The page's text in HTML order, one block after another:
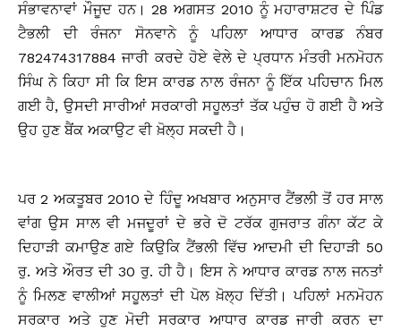
ਸੰਭਾਵਨਾਵਾਂ ਮੌਜੂਦ ਹਨ। 28 ਅਗਸਤ 2010 ਨੂੰ ਮਹਾਰਾਸ਼ਟਰ ਦੇ ਪਿੰਡ
ਟੈਭਲੀ ਦੀ ਰੰਜਨਾ ਸੋਨਵਾਨੇ ਨੂੰ ਪਹਿਲਾ ਆਧਾਰ ਕਾਰਡ ਨੰਬਰ
782474317884 ਜਾਰੀ ਕਰਦੇ ਹੋਏ ਵੇਲੇ ਦੇ ਪ੍ਰਧਾਨ ਮੰਤਰੀ ਮਨਮੋਹਨ
ਸਿੰਘ ਨੇ ਕਿਹਾ ਸੀ ਕਿ ਇਸ ਕਾਰਡ ਨਾਲ ਰੰਜਨਾ ਨੂੰ ਇੱਕ ਪਹਿਚਾਨ ਮਿਲ
ਗਈ ਹੈ, ਉਸਦੀ ਸਾਰੀਆਂ ਸਰਕਾਰੀ ਸਹੂਲਤਾਂ ਤੱਕ ਪਹੁੰਚ ਹੋ ਗਈ ਹੈ ਅਤੇ
ਉਹ ਹੁਣ ਬੈਂਕ ਅਕਾਉਟ ਵੀ ਖ਼ੋਲ੍ਹ ਸਕਦੀ ਹੈ।
ਪਰ 2 ਅਕਤੂਬਰ 2010 ਦੇ ਹਿੰਦੂ ਅਖਬਾਰ ਅਨੁਸਾਰ ਟੈਂਭਲੀ ਤੋਂ ਹਰ ਸਾਲ
ਵਾਂਗ ਉਸ ਸਾਲ ਵੀ ਮਜਦੂਰਾਂ ਦੇ ਭਰੇ ਦੋ ਟਰੱਕ ਗੁਜਰਾਤ ਗੰਨਾ ਕੱਟ ਕੇ
ਦਿਹਾੜੀ ਕਮਾਉਣ ਗਏ ਕਿਉਕਿ ਟੈਂਭਲੀ ਵਿੱਚ ਆਦਮੀ ਦੀ ਦਿਹਾੜੀ 50
ਰੁ. ਅਤੇ ਔਰਤ ਦੀ 30 ਰੁ. ਹੀ ਹੈ। ਇਸ ਨੇ ਆਧਾਰ ਕਾਰਡ ਨਾਲ ਜਨਤਾਂ
ਨੂੰ ਮਿਲਣ ਵਾਲੀਆਂ ਸਹੂਲਤਾਂ ਦੀ ਪੋਲ ਖ਼ੋਲ੍ਹ ਦਿੱਤੀ। ਪਹਿਲਾਂ ਮਨਮੋਹਨ
ਸਰਕਾਰ ਅਤੇ ਹੁਣ ਮੋਦੀ ਸਰਕਾਰ ਆਧਾਰ ਕਾਰਡ ਜਾਰੀ ਕਰਨ ਦਾ